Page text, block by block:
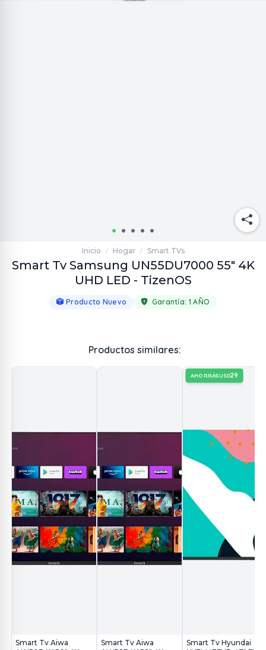
Inicio / Hogar / Smart TVs
Smart Tv Samsung UN55DU7000 55" 4K
UHD LED - TizenOS
Producto Nuevo Garantía: 1 AÑO
Productos similares:
Smart Tv Aiwa
Smart Tv Aiwa
AHORRÁSUSD29
Smart Tv Hyundai